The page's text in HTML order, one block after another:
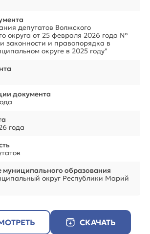
депутатов Волжского
округа от 25 февраля 2026 года №
законности и правопорядка в
округе в 2025 году"
документа
года
образования
округ Республики Марий
СКАЧАТЬ